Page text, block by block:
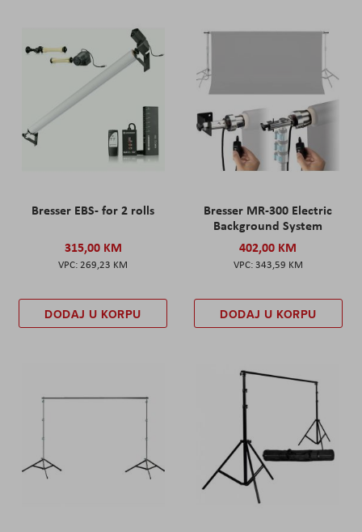
Bresser EBS- for 2 rolls
315,00 KM
269,23 KM
DODAJ U KORPU
Bresser MR-300 Electric
Background System
402,00 KM
343,59 KM
DODAJ U KORPU